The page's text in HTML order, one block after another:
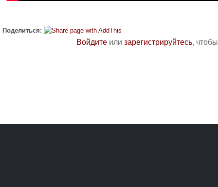
Поделиться:
Войдите илизарегистрируйтесь,